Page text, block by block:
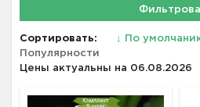
Сортировать: ↓ По
Популярности
Цены актуальны на 06.08.2026